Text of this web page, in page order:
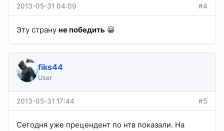
2013-05-31 04:09 #4
Эту страну не победить 😀
fiks44
User
2013-05-31 17:44 #5
Сегодня уже прецендент по нтв показали. На